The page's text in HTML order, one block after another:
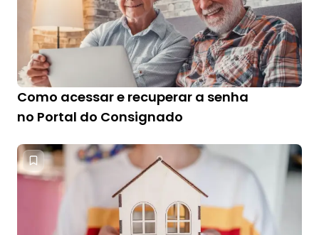
Como acessar e recuperar a senha
no Portal do Consignado